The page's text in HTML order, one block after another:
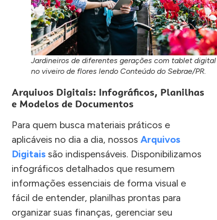
Jardineiros de diferentes gerações com tablet digital
no viveiro de flores lendo Conteúdo do Sebrae/PR.
Arquivos Digitais: Infográficos, Planilhas
e Modelos de Documentos
Para quem busca materiais práticos e
aplicáveis no dia a dia, nossos Arquivos
Digitais são indispensáveis. Disponibilizamos
infográficos detalhados que resumem
informações essenciais de forma visual e
fácil de entender, planilhas prontas para
organizar suas finanças, gerenciar seu